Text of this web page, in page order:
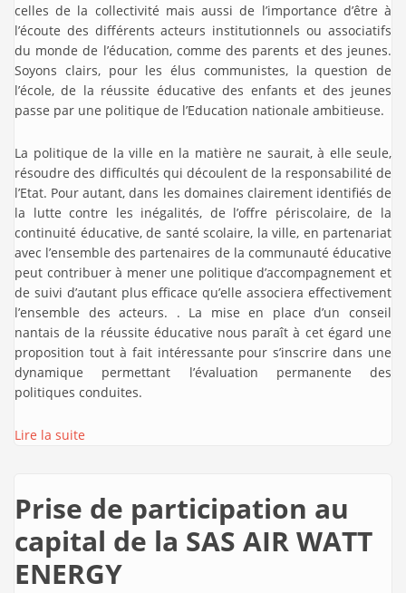
celles de la collectivité mais aussi de l’importance d’être à
l’écoute des différents acteurs institutionnels ou associatifs
du monde de l’éducation, comme des parents et des jeunes.
Soyons clairs, pour les élus communistes, la question de
l’école, de la réussite éducative des enfants et des jeunes
passe par une politique de l’Education nationale ambitieuse.
La politique de la ville en la matière ne saurait, à elle seule,
résoudre des difficultés qui découlent de la responsabilité de
l’Etat. Pour autant, dans les domaines clairement identifiés de
la lutte contre les inégalités, de l’offre périscolaire, de la
continuité éducative, de santé scolaire, la ville, en partenariat
avec l’ensemble des partenaires de la communauté éducative
peut contribuer à mener une politique d’accompagnement et
de suivi d’autant plus efficace qu’elle associera effectivement
l’ensemble des acteurs. . La mise en place d’un conseil
nantais de la réussite éducative nous paraît à cet égard une
proposition tout à fait intéressante pour s’inscrire dans une
dynamique permettant l’évaluation permanente des
politiques conduites.
Lire la suite
Prise de participation au
capital de la SAS AIR WATT
ENERGY